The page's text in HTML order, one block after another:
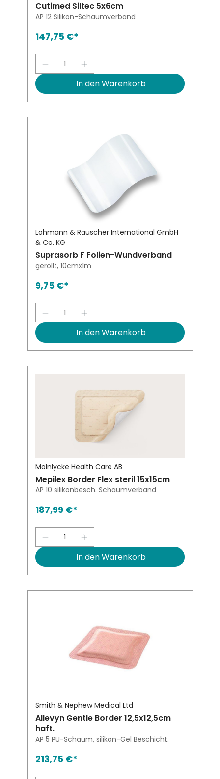
Cutimed Siltec 5x6cm
AP 12 Silikon-Schaumverband
147,75 €*
Produkt Anzahl: Gib den
In den Warenkorb
Lohmann & Rauscher International GmbH
& Co. KG
Suprasorb F Folien-Wundverband
gerollt, 10cmx1m
9,75 €*
Produkt Anzahl: Gib den
In den Warenkorb
Mölnlycke Health Care AB
Mepilex Border Flex steril 15x15cm
AP 10 silikonbesch. Schaumverband
187,99 €*
Produkt Anzahl: Gib den
In den Warenkorb
Smith & Nephew Medical Ltd
Allevyn Gentle Border 12,5x12,5cm
haft.
AP 5 PU-Schaum, silikon-Gel Beschicht.
213,75 €*